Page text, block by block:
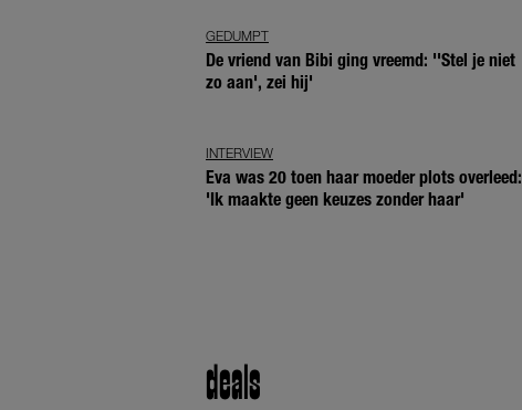
GEDUMPT
De vriend van Bibi ging vreemd: ''Stel je niet
zo aan', zei hij'
INTERVIEW
Eva was 20 toen haar moeder plots overleed:
'Ik maakte geen keuzes zonder haar'
deals